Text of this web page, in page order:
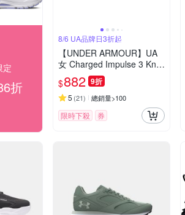
定
折
8/6 UA品牌日3折起
【UNDER ARMOUR】UA
女 Charged Impulse 3 Knit
慢跑鞋_3026686-100
$882 9折
5 (21) 總銷量>100
限時下殺 券